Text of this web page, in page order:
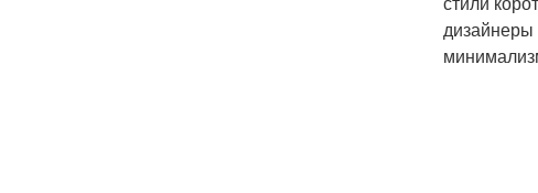
дизайнеры